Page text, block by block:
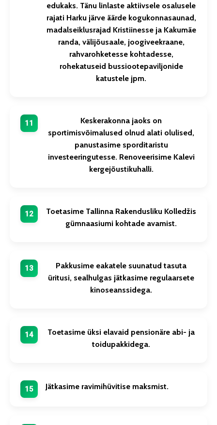
edukaks. Tänu linlaste aktiivsele osalusele
rajati Harku järve äärde kogukonnasaunad,
madalseiklusrajad Kristiinesse ja Kakumäe
randa, välijõusaale, joogiveekraane,
rahvarohketesse kohtadesse,
rohekatuseid bussiootepaviljonide
katustele jpm.
Keskerakonna jaoks on
sportimisvõimalused olnud alati olulised,
panustasime sporditaristu
investeeringutesse. Renoveerisime Kalevi
kergejõustikuhalli.
Toetasime Tallinna Rakendusliku Kolledžis
gümnaasiumi kohtade avamist.
Pakkusime eakatele suunatud tasuta
üritusi, sealhulgas jätkasime regulaarsete
kinoseanssidega.
Toetasime üksi elavaid pensionäre abi- ja
toidupakkidega.
Jätkasime ravimihüvitise maksmist.